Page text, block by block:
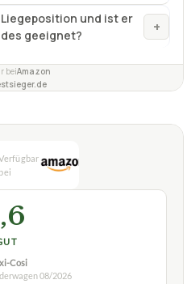
und ist er
geeignet?
+
beiAmazon
Cosi
08/2026